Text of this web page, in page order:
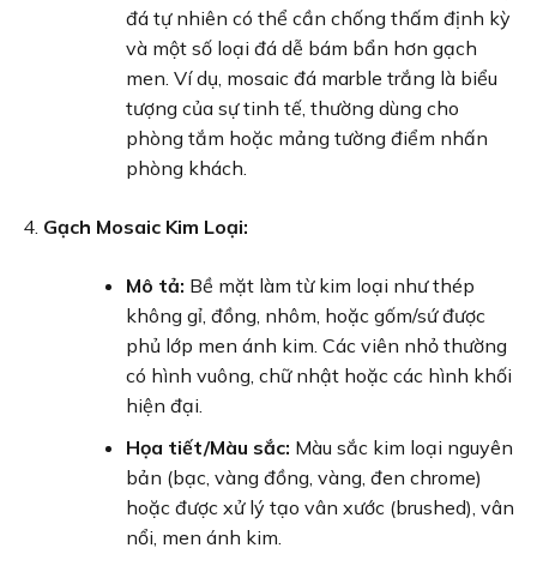
đá tự nhiên có thể cần chống thấm định kỳ
và một số loại đá dễ bám bẩn hơn gạch
men. Ví dụ, mosaic đá marble trắng là biểu
tượng của sự tinh tế, thường dùng cho
phòng tắm hoặc mảng tường điểm nhấn
phòng khách.
Gạch Mosaic Kim Loại:
Mô tả: Bề mặt làm từ kim loại như thép
không gỉ, đồng, nhôm, hoặc gốm/sứ được
phủ lớp men ánh kim. Các viên nhỏ thường
có hình vuông, chữ nhật hoặc các hình khối
hiện đại.
Họa tiết/Màu sắc: Màu sắc kim loại nguyên
bản (bạc, vàng đồng, vàng, đen chrome)
hoặc được xử lý tạo vân xước (brushed), vân
nổi, men ánh kim.